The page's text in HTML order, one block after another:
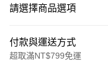
請選擇商品選項
付款與運送方式
超取滿NT$799免運